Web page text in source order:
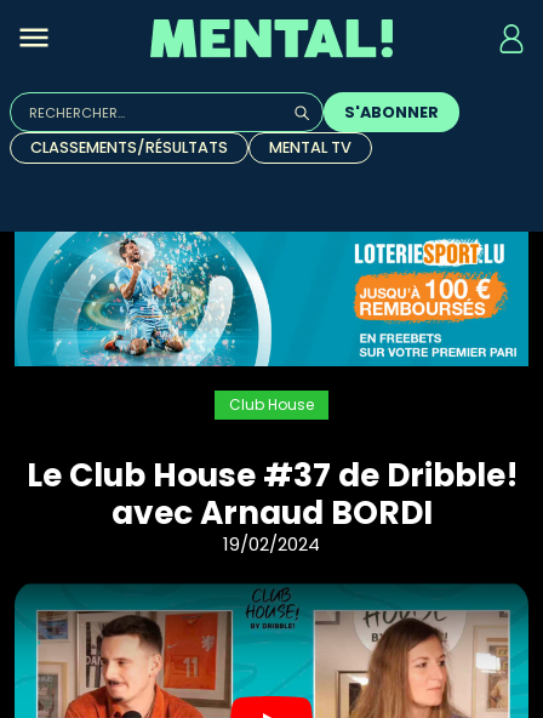
Rechercher :
Quand les résultats de l'auto-complétion sont
S'ABONNER
CLASSEMENTS/RÉSULTATS
MENTAL TV
Club House
Le Club House #37 de Dribble!
avec Arnaud BORDI
19/02/2024